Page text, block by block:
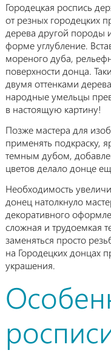
Городецкая роспись
от резных городецких
дерева другой породы
форме углубление.
мореного дуба,
поверхности донца.
двумя оттенками
народные умельцы
в настоящую картину!
Позже мастера для
применять подкраску,
темным дубом,
цветов делало донце
Необходимость
донец натолкнуло
декоративного
сложная и трудоемкая
заменяться просто
на Городецких донцах
украшения.